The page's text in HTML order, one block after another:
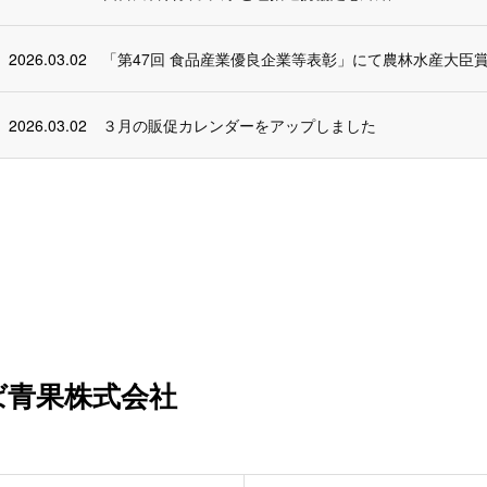
2026.03.02 「第47回 食品産業優良企業等表彰」にて農林水産大臣
2026.03.02 ３月の販促カレンダーをアップしました
果株式会社